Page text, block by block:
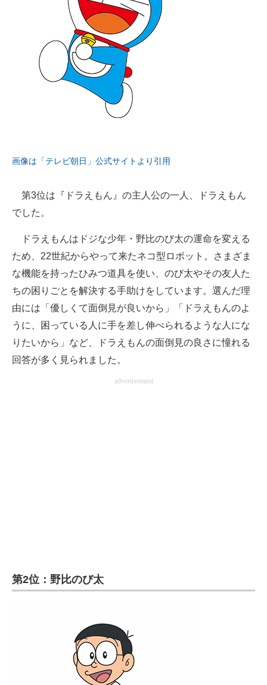
画像は「テレビ朝日」公式サイトより引用
第3位は『ドラえもん』の主人公の一人、ドラえもん
でした。
ドラえもんはドジな少年・野比のび太の運命を変える
ため、22世紀からやって来たネコ型ロボット。さまざま
な機能を持ったひみつ道具を使い、のび太やその友人た
ちの困りごとを解決する手助けをしています。選んだ理
由には「優しくて面倒見が良いから」「ドラえもんのよ
うに、困っている人に手を差し伸べられるような人にな
りたいから」など、ドラえもんの面倒見の良さに憧れる
回答が多く見られました。
advertisement
第2位：野比のび太